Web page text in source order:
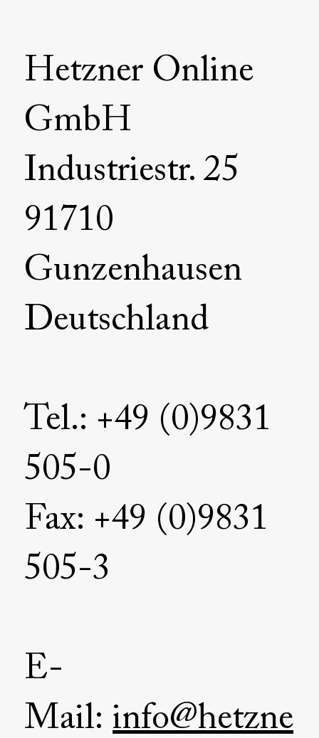
Hetzner Online
GmbH
Industriestr. 25
91710
Gunzenhausen
Deutschland
Tel.: +49 (0)9831
505-0
Fax: +49 (0)9831
505-3
E-
Mail: info@hetzne